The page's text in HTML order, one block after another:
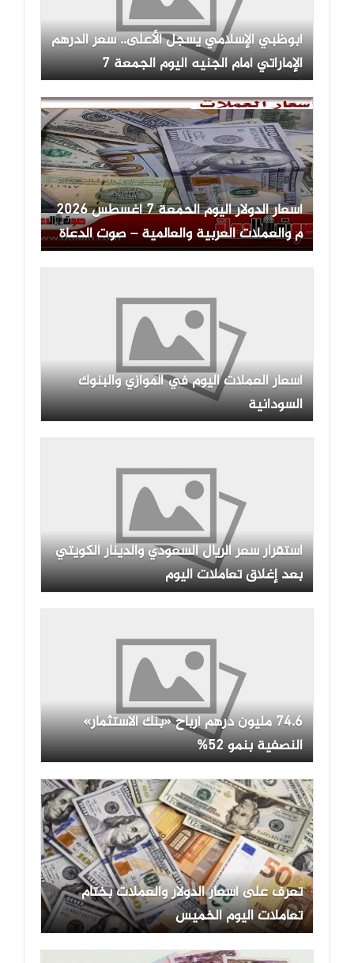
أبوظبي الإسلامي يسجل الأعلى.. سعر الدرهم
الإماراتي أمام الجنيه اليوم الجمعة 7
أغسطس 2026
أسعار الدولار اليوم الحمعة 7 أغسطس 2026
م والعملات العربية والعالمية – صوت الدعاة
أسعار العملات اليوم في الموازي والبنوك
السودانية
استقرار سعر الريال السعودي والدينار الكويتي
بعد إغلاق تعاملات اليوم
74.6 مليون درهم أرباح «بنك الاستثمار»
النصفية بنمو 52%
تعرف على أسعار الدولار والعملات بختام
تعاملات اليوم الخميس